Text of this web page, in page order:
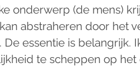
onderwerp (de mens)
abstraheren door het
De essentie is belangrijk.
te scheppen op